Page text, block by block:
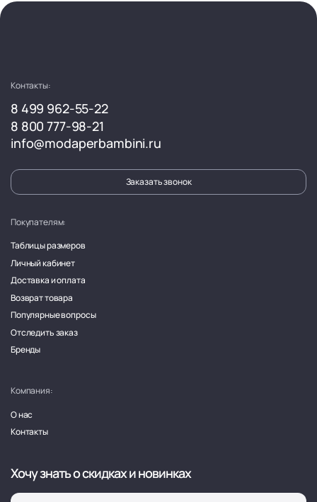
Контакты:
8 499 962-55-22
8 800 777-98-21
info@modaperbambini.ru
Заказать звонок
Покупателям:
Таблицы размеров
Личный кабинет
Доставка и оплата
Возврат товара
Популярные вопросы
Отследить заказ
Бренды
Компания:
О нас
Контакты
Хочу знать о скидках и новинках